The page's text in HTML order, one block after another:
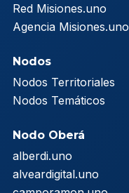
Red Misiones.uno
Agencia Misiones.uno
Nodos
Nodos Territoriales
Nodos Temáticos
Nodo Oberá
alberdi.uno
alveardigital.uno